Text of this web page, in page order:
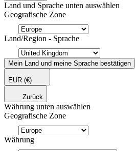
Land und Sprache unten auswählen
Geografische Zone
Land/Region - Sprache
Mein Land und meine Sprache bestätigen
EUR (€)
Zurück
Währung unten auswählen
Geografische Zone
Währung